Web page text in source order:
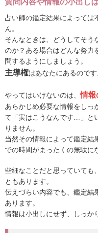
質問内容や情報の小出し
占い師の鑑定結果によっては
ん。
そんなときは、どうしてそう
のか？ある場合はどんな努力
問するようにしましょう。
主導権はあなたにあるのです
やってはいけないのは、情報
あらかじめ必要な情報をしっ
て「実はこうなんです…」と
りません。
当然その情報によって鑑定結
での時間がまったくの無駄に
些細なことだと思っていても
ともあります。
伝えづらい内容でも、鑑定結
あります。
情報は小出しにせず、しっか